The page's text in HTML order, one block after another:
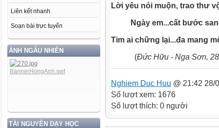
Liên kết nhanh
Soạn bài trực tuyến
ẢNH NGẪU NHIÊN
TÀI NGUYÊN DẠY HỌC
Lời yêu nói muộn, trao thư
Ngày em...cất bước
Tim ai chững lại...đa mang
(Đức Hữu - Nga Sơn,
Nghiem Duc Huu @ 21:42 28/
Số lượt xem: 1676
Số lượt thích: 0 người